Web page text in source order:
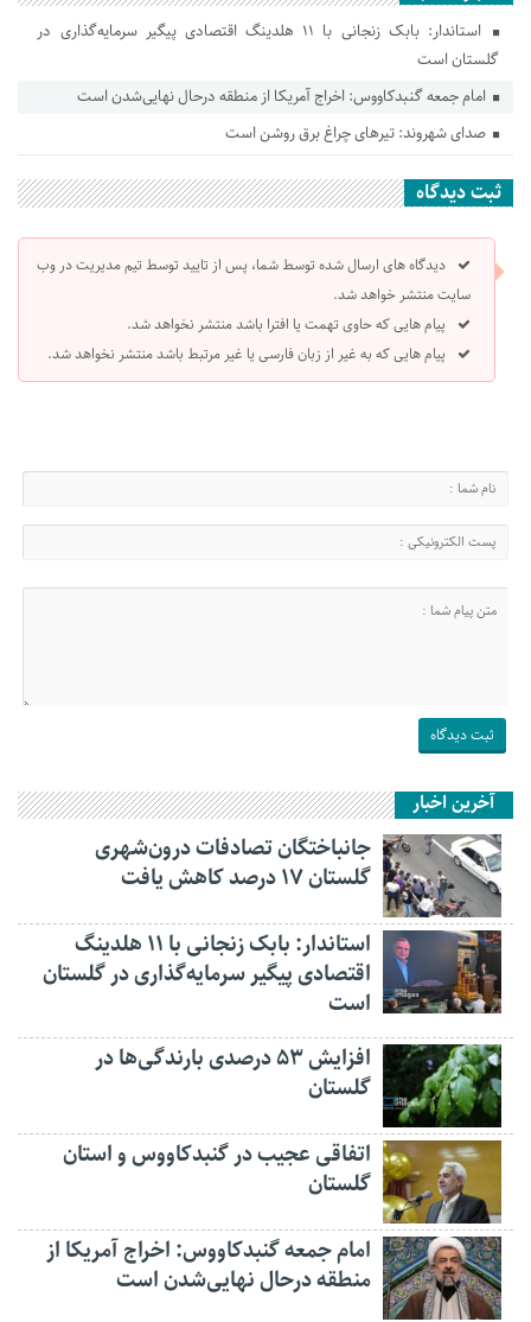
استاندار: بابک زنجانی با ۱۱ هلدینگ اقتصادی پیگیر سرمایه‌گذاری در
گلستان است
امام جمعه گنبدکاووس: اخراج آمریکا از منطقه درحال نهایی‌شدن است
صدای شهروند: تیرهای چراغ برق روشن است
ثبت دیدگاه
دیدگاه های ارسال شده توسط شما، پس از تایید توسط تیم مدیریت در وب
سایت منتشر خواهد شد.
پیام هایی که حاوی تهمت یا افترا باشد منتشر نخواهد شد.
پیام هایی که به غیر از زبان فارسی یا غیر مرتبط باشد منتشر نخواهد شد.
آخرین اخبار
جانباختگان تصادفات درون‌شهری
گلستان ۱۷ درصد کاهش یافت
استاندار: بابک زنجانی با ۱۱ هلدینگ
اقتصادی پیگیر سرمایه‌گذاری در گلستان
است
افزایش ۵۳ درصدی بارندگی‌ها در
گلستان
اتفاقی عجیب در‌ گنبدکاووس و استان
گلستان
امام جمعه گنبدکاووس: اخراج آمریکا از
منطقه درحال نهایی‌شدن است